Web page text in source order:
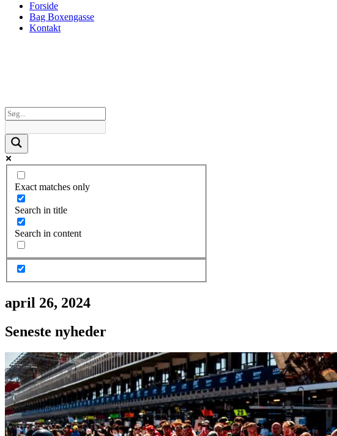
Forside
Bag Boxengasse
Kontakt
Exact matches only
Search in title
Search in content
april 26, 2024
Seneste nyheder